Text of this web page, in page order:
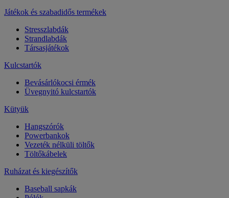
Játékok és szabadidős termékek
Stresszlabdák
Strandlabdák
Társasjátékok
Kulcstartók
Bevásárlókocsi érmék
Üvegnyitó kulcstartók
Kütyük
Hangszórók
Powerbankok
Vezeték nélküli töltők
Töltőkábelek
Ruházat és kiegészítők
Baseball sapkák